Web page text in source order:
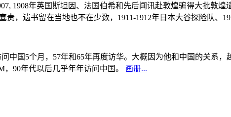
1908年英国斯坦因、法国伯希和先后闻讯赴敦煌骗得大批敦
，遗书留在当地也不在少数，1911-1912年日本大谷探险队、
问中国5个月，57年和65年再度访华。大概因为他和中国的关系
90年代以后几乎年年访问中国。 画册...